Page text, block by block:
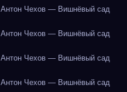
Антон Чехов — Вишнёвый сад
Антон Чехов — Вишнёвый сад
Антон Чехов — Вишнёвый сад
Антон Чехов — Вишнёвый сад